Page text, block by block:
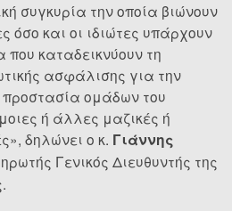
συγκυρία την οποία βιώνουν
όσο και οι ιδιώτες υπάρχουν
καταδεικνύουν τη
ασφάλισης για την
προστασία ομάδων του
ή άλλες μαζικές ή
δηλώνει ο κ. Γιάννης
Γενικός Διευθυντής της